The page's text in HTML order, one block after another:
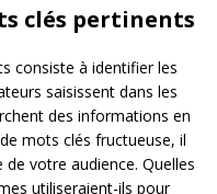
clés pertinents
consiste à identifier les
saisissent dans les
des informations en
mots clés fructueuse, il
votre audience. Quelles
utiliseraient-ils pour